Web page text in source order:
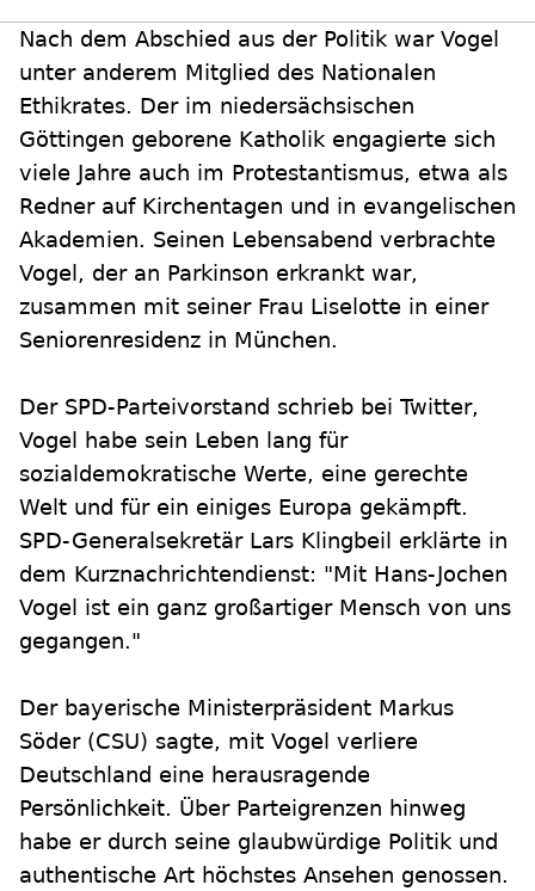
Nach dem Abschied aus der Politik war Vogel
unter anderem Mitglied des Nationalen
Ethikrates. Der im niedersächsischen
Göttingen geborene Katholik engagierte sich
viele Jahre auch im Protestantismus, etwa als
Redner auf Kirchentagen und in evangelischen
Akademien. Seinen Lebensabend verbrachte
Vogel, der an Parkinson erkrankt war,
zusammen mit seiner Frau Liselotte in einer
Seniorenresidenz in München.
Der SPD-Parteivorstand schrieb bei Twitter,
Vogel habe sein Leben lang für
sozialdemokratische Werte, eine gerechte
Welt und für ein einiges Europa gekämpft.
SPD-Generalsekretär Lars Klingbeil erklärte in
dem Kurznachrichtendienst: "Mit Hans-Jochen
Vogel ist ein ganz großartiger Mensch von uns
gegangen."
Der bayerische Ministerpräsident Markus
Söder (CSU) sagte, mit Vogel verliere
Deutschland eine herausragende
Persönlichkeit. Über Parteigrenzen hinweg
habe er durch seine glaubwürdige Politik und
authentische Art höchstes Ansehen genossen.